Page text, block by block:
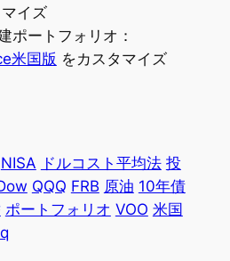
イズ
ポートフォリオ：
米国版 をカスタマイズ
NISA ドルコスト平均法 投
QQQ FRB 原油 10年債
ポートフォリオ VOO 米国